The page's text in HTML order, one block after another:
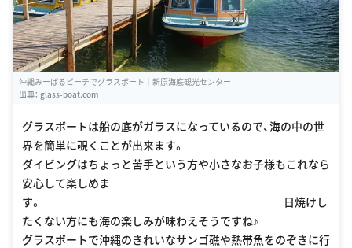
沖縄みーばるビーチでグラスボート｜新原海底観光センター
出典： glass-boat.com
グラスボートは船の底がガラスになっているので、海の中の世
界を簡単に覗くことが出来ます。
ダイビングはちょっと苦手という方や小さなお子様もこれなら
安心して楽しめま
す。 日焼けし
たくない方にも海の楽しみが味わえそうですね♪
グラスボートで沖縄のきれいなサンゴ礁や熱帯魚をのぞきに行